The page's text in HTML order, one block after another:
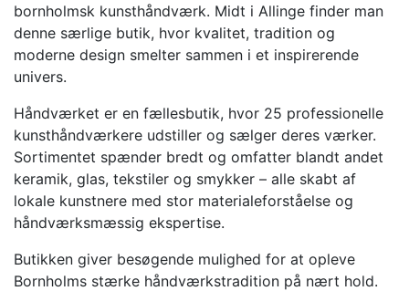
bornholmsk kunsthåndværk. Midt i Allinge finder man
denne særlige butik, hvor kvalitet, tradition og
moderne design smelter sammen i et inspirerende
univers.
Håndværket er en fællesbutik, hvor 25 professionelle
kunsthåndværkere udstiller og sælger deres værker.
Sortimentet spænder bredt og omfatter blandt andet
keramik, glas, tekstiler og smykker – alle skabt af
lokale kunstnere med stor materialeforståelse og
håndværksmæssig ekspertise.
Butikken giver besøgende mulighed for at opleve
Bornholms stærke håndværkstradition på nært hold.